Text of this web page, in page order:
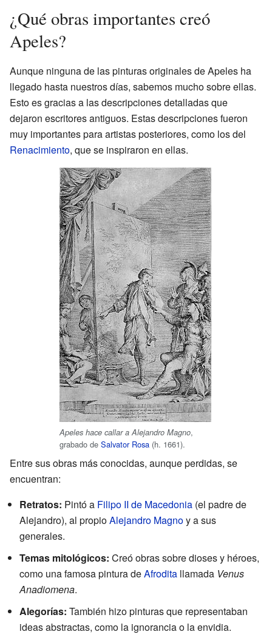
¿Qué obras importantes creó
Apeles?
Aunque ninguna de las pinturas originales de Apeles ha
llegado hasta nuestros días, sabemos mucho sobre ellas.
Esto es gracias a las descripciones detalladas que
dejaron escritores antiguos. Estas descripciones fueron
muy importantes para artistas posteriores, como los del
Renacimiento, que se inspiraron en ellas.
Apeles hace callar a Alejandro Magno,
grabado de Salvator Rosa (h. 1661).
Entre sus obras más conocidas, aunque perdidas, se
encuentran:
Retratos: Pintó a Filipo II de Macedonia (el padre de
Alejandro), al propioAlejandro Magnoy a sus
generales.
Temas mitológicos: Creó obras sobre dioses y héroes,
como una famosa pintura deAfrodita llamada Venus
Anadiomena.
Alegorías: También hizo pinturas que representaban
ideas abstractas, como la ignorancia o la envidia.